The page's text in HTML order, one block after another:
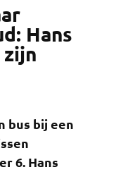
Hans
bus bij een
6. Hans